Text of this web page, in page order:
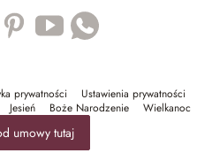
prywatności
Ustawienia prywatności
Jesień Boże Narodzenie Wielkanoc
umowy tutaj